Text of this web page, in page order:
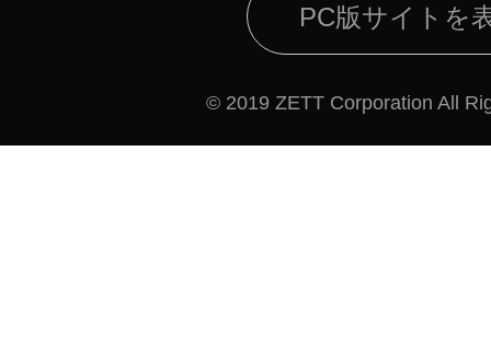
PC版サイトを
© 2019 ZETT Corporation All